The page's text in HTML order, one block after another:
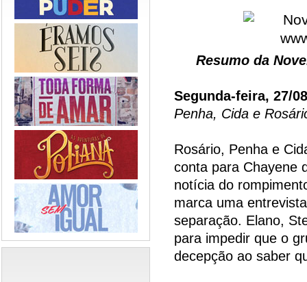
Resumo da
Segunda-feira, 27/
Penha, Cida e
Rosário, Penha e
conta para Chayene
notícia do
marca uma
separação. Elano,
para impedir que o
decepção ao saber